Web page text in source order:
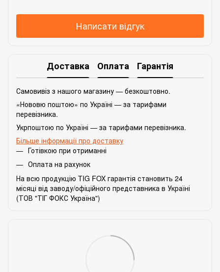
Написати відгук
Доставка Оплата Гарантія
Самовивіз з нашого магазину — безкоштовно.
«Нововю поштою» по Україні — за тарифами
перевізника.
Укрпоштою по Україні — за тарифами перевізника.
Більше інформації про доставку
Готівкою при отриманні
Оплата на рахунок
На всю продукцію TIG FOX гарантія становить 24
місяці від заводу/офіційного представника в Україні
(ТОВ "ТІГ ФОКС Україна")